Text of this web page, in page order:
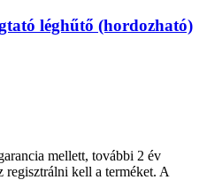
léghűtő (hordozható)
mellett, további 2 év
regisztrálni kell a terméket. A